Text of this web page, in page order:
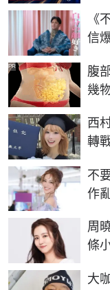
《
信
腹
幾
PR
西
轉
不
作
周
條
大